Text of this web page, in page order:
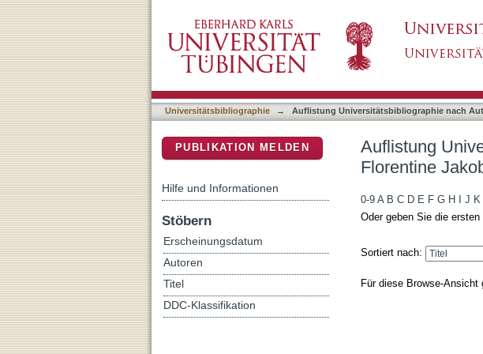
Universitätsbibliographie → Auflistung Universitätsbibliographie nach
Auflistung
Florentine
0-9 A B C D E F G H J K
Oder geben Sie die
Sortiert nach:
Für diese Browse-Ansicht
PUBLIKATION MELDEN
Hilfe und Informationen
Stöbern
Erscheinungsdatum
Autoren
Titel
DDC-Klassifikation